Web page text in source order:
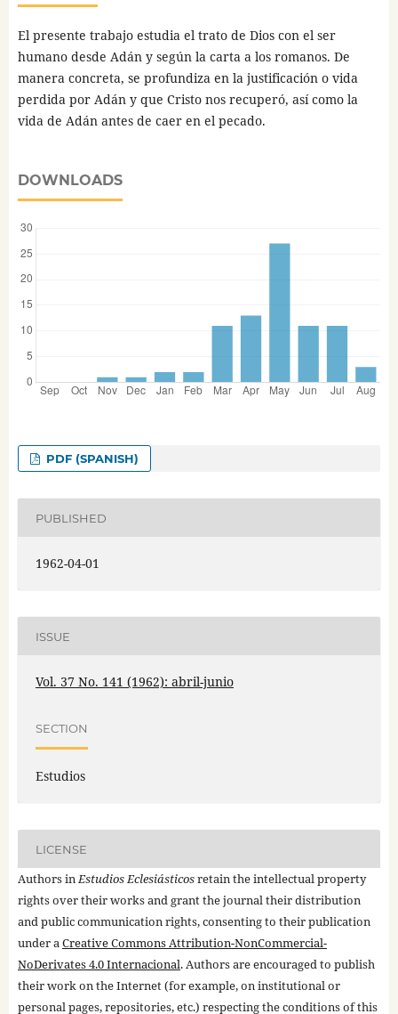
El presente trabajo estudia el trato de Dios con el ser
humano desde Adán y según la carta a los romanos. De
manera concreta, se profundiza en la justificación o vida
perdida por Adán y que Cristo nos recuperó, así como la
vida de Adán antes de caer en el pecado.
DOWNLOADS
PDF (SPANISH)
PUBLISHED
1962-04-01
ISSUE
Vol. 37 No. 141 (1962): abril-junio
SECTION
Estudios
LICENSE
Authors inEstudios Eclesiásticosretain the intellectual property
rights over their works and grant the journal their distribution
and public communication rights, consenting to their publication
under aCreative Commons Attribution-NonCommercial-
NoDerivates 4.0 Internacional. Authors are encouraged to publish
their work on the Internet (for example, on institutional or
personal pages, repositories, etc.) respecting the conditions of this